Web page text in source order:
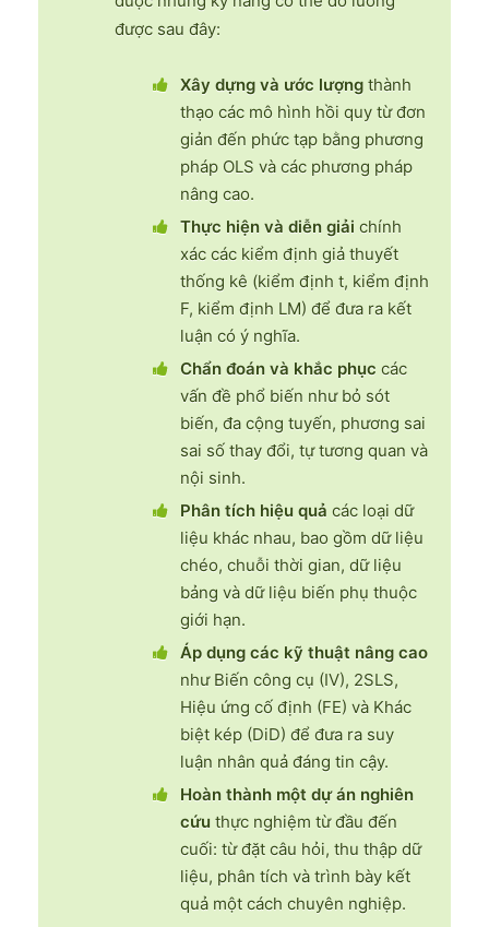
được sau đây:
Xây dựng và ước lượng thành
thạo các mô hình hồi quy từ đơn
giản đến phức tạp bằng phương
pháp OLS và các phương pháp
nâng cao.
Thực hiện và diễn giải chính
xác các kiểm định giả thuyết
thống kê (kiểm định t, kiểm định
F, kiểm định LM) để đưa ra kết
luận có ý nghĩa.
Chẩn đoán và khắc phục các
vấn đề phổ biến như bỏ sót
biến, đa cộng tuyến, phương sai
sai số thay đổi, tự tương quan và
nội sinh.
Phân tích hiệu quả các loại dữ
liệu khác nhau, bao gồm dữ liệu
chéo, chuỗi thời gian, dữ liệu
bảng và dữ liệu biến phụ thuộc
giới hạn.
Áp dụng các kỹ thuật nâng cao
như Biến công cụ (IV), 2SLS,
Hiệu ứng cố định (FE) và Khác
biệt kép (DiD) để đưa ra suy
luận nhân quả đáng tin cậy.
Hoàn thành một dự án nghiên
cứu thực nghiệm từ đầu đến
cuối: từ đặt câu hỏi, thu thập dữ
liệu, phân tích và trình bày kết
quả một cách chuyên nghiệp.